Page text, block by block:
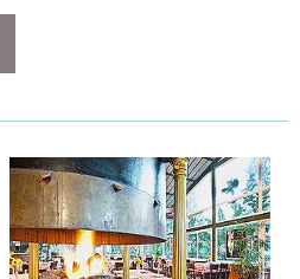
הטברנה
מסעדת הטברנה
לברית באזור נתניה